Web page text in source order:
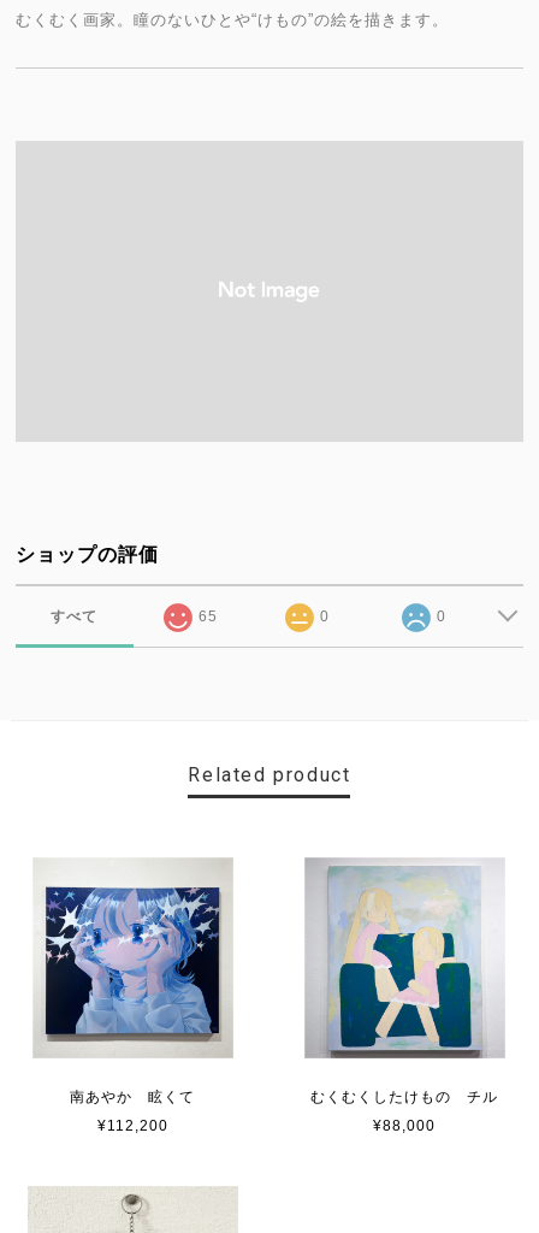
むくむく画家。瞳のないひとや“けもの”の絵を描きます。
ショップの評価
すべて 65 0 0
Related product
南あやか 眩くて
¥112,200
むくむくしたけもの チル
¥88,000